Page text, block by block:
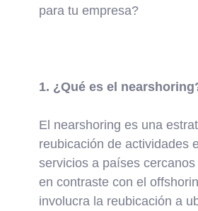
para tu empresa?
1. ¿Qué es el
El nearshoring es una
reubicación de actividades
servicios a países
en contraste con el
involucra la reubicación a